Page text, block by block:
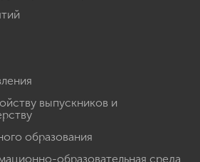
выпускников и
образования
образовательная среда